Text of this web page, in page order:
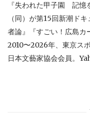
『失われた甲子園 記憶
（同）が第15回新潮ド
者論』『すごい！広島カ
2010〜2026年、東京ス
日本文藝家協会会員。